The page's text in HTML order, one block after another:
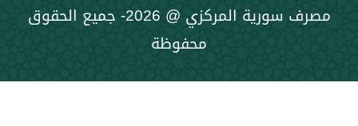
مصرف سورية المركزي @ 2026- جميع الحقوق